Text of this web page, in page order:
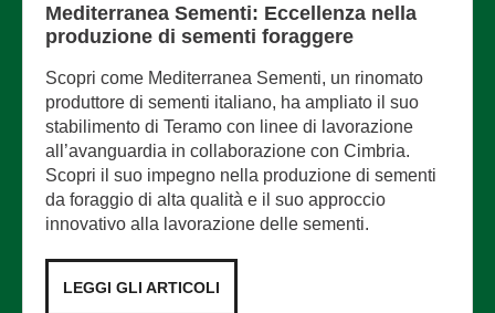
Mediterranea Sementi: Eccellenza nella
produzione di sementi foraggere
Scopri come Mediterranea Sementi, un rinomato
produttore di sementi italiano, ha ampliato il suo
stabilimento di Teramo con linee di lavorazione
all’avanguardia in collaborazione con Cimbria.
Scopri il suo impegno nella produzione di sementi
da foraggio di alta qualità e il suo approccio
innovativo alla lavorazione delle sementi.
LEGGI GLI ARTICOLI